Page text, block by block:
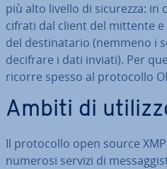
più alto livello di sicurezza: in
cifrati dal client del mittente
del de­sti­na­ta­rio (nemmeno i
decifrare i dati inviati). Per
ricorre spesso al pro­to­col­lo
Ambiti di
Il pro­to­col­lo open source
numerosi servizi di